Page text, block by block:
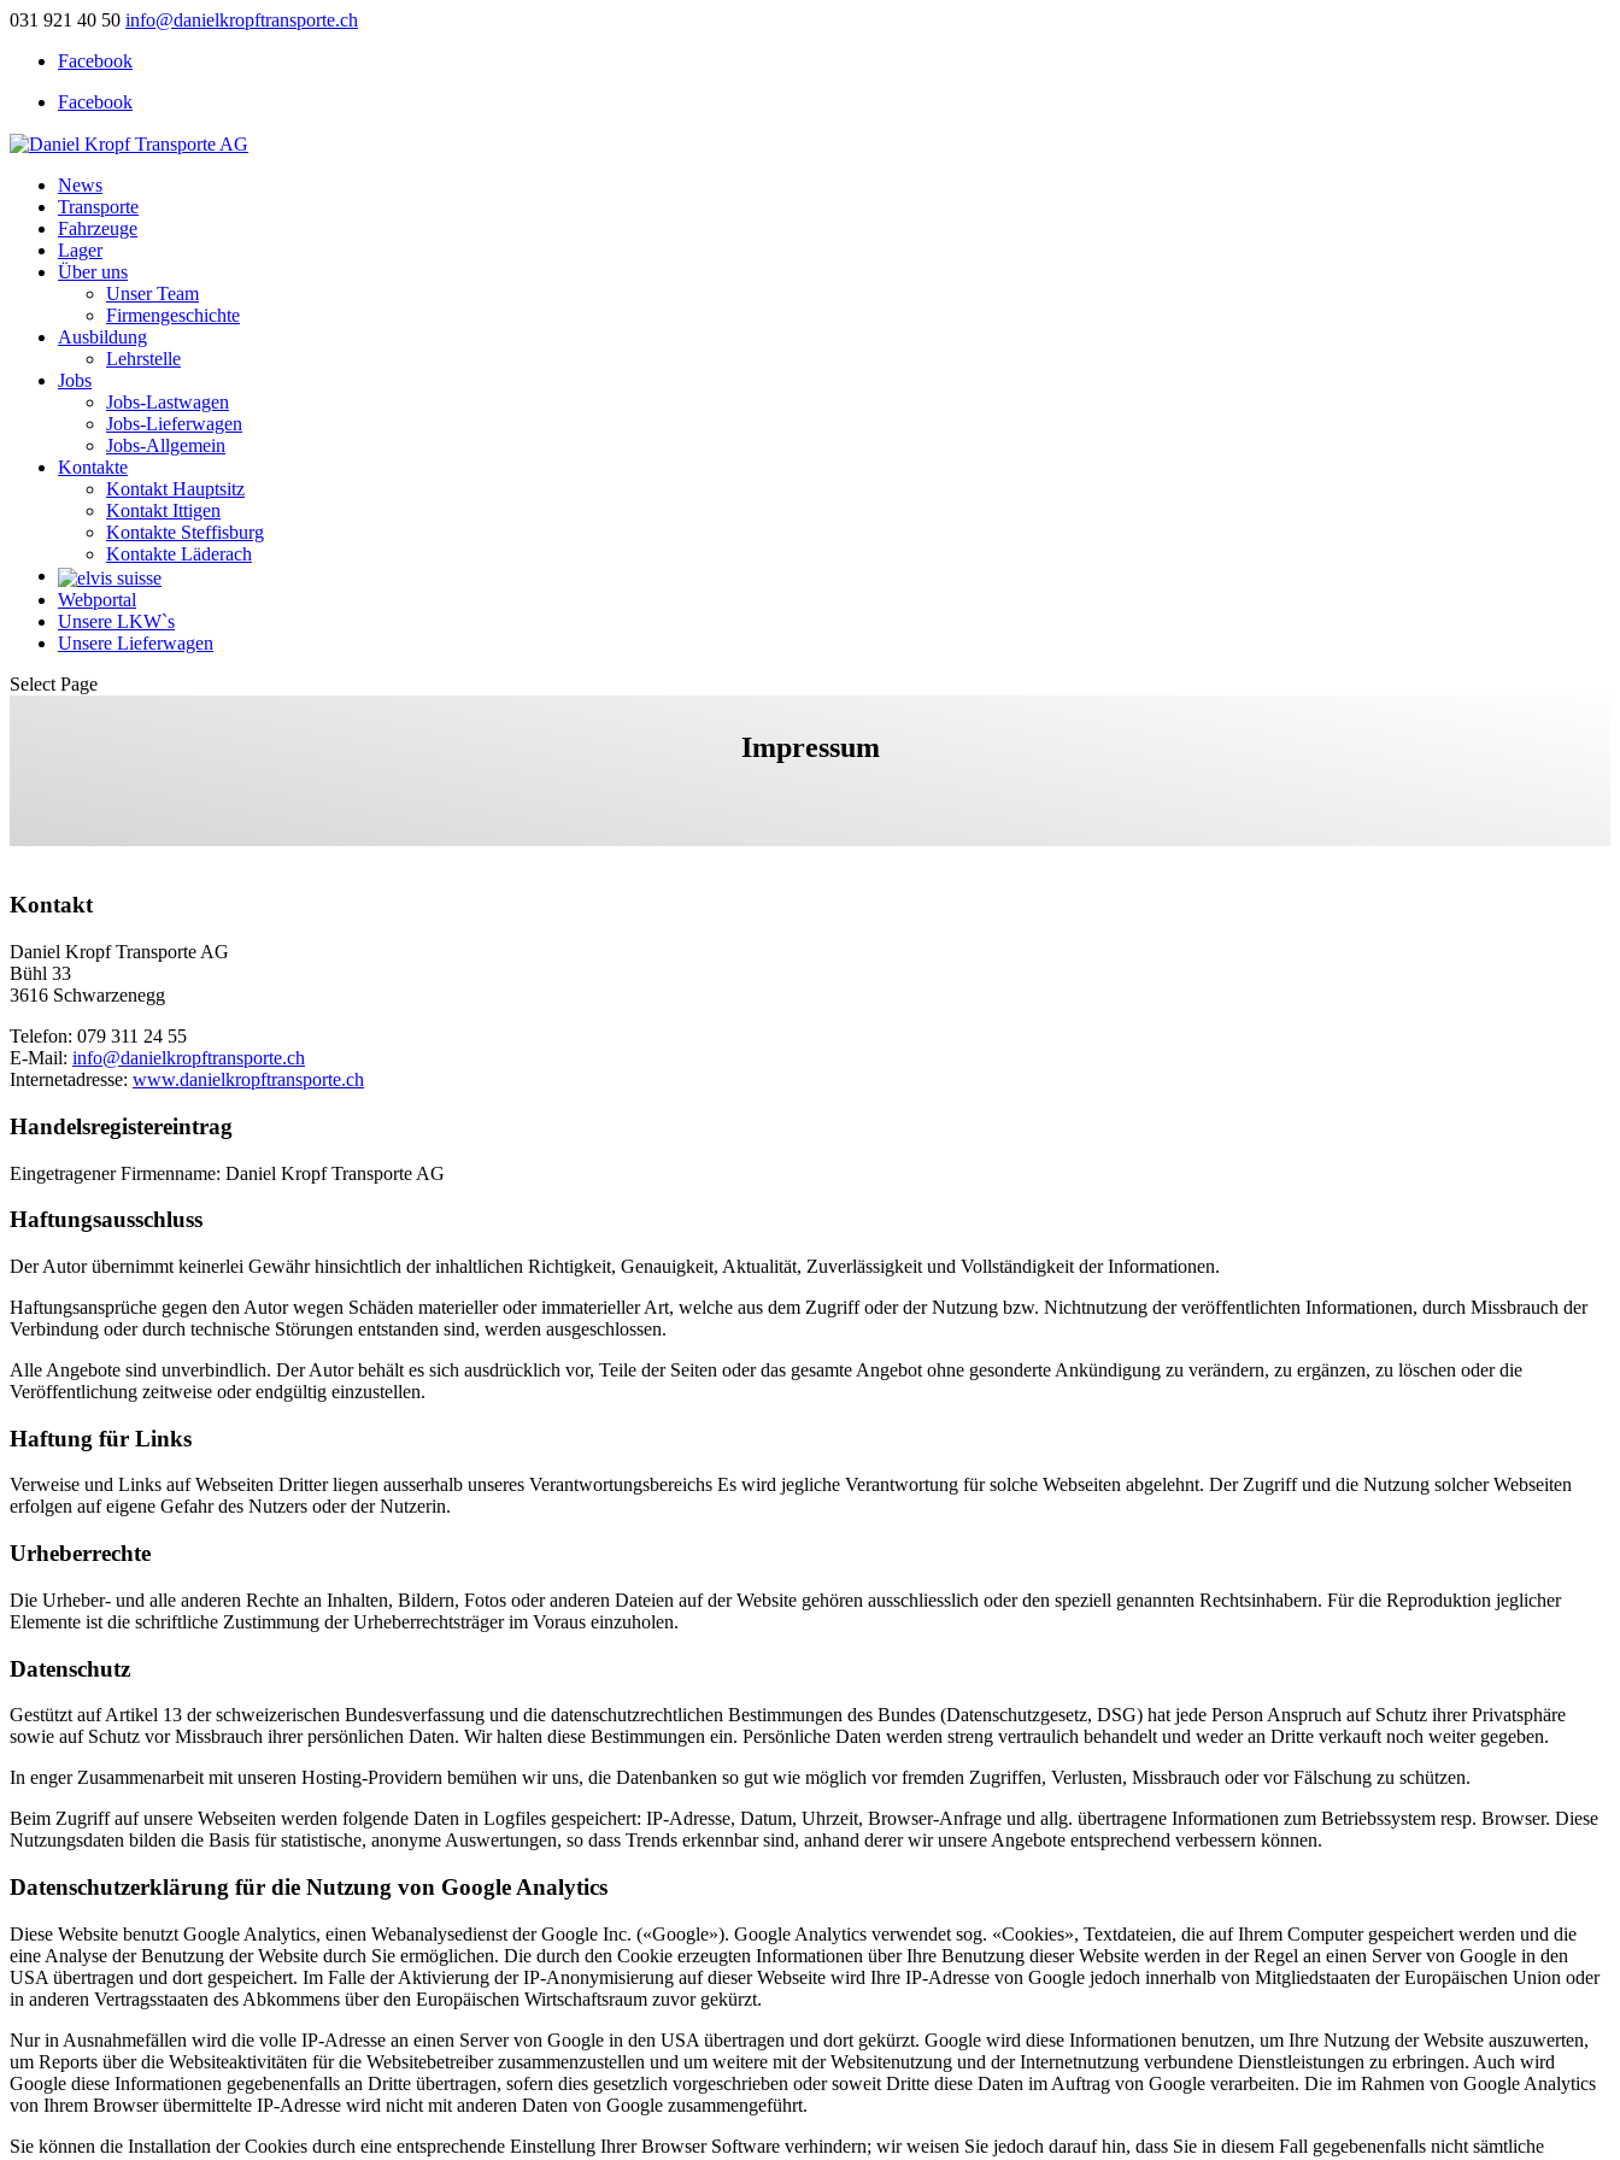
031 921 40 50 info@danielkropftransporte.ch
Facebook
Facebook
News
Transporte
Fahrzeuge
Lager
Über uns
Unser Team
Firmengeschichte
Ausbildung
Lehrstelle
Jobs
Jobs-Lastwagen
Jobs-Lieferwagen
Jobs-Allgemein
Kontakte
Kontakt Hauptsitz
Kontakt Ittigen
Kontakte Steffisburg
Kontakte Läderach
Webportal
Unsere LKW`s
Unsere Lieferwagen
Select Page
Impressum
Kontakt
Daniel Kropf Transporte AG
Bühl 33
3616 Schwarzenegg
Telefon: 079 311 24 55
E-Mail: info@danielkropftransporte.ch
Internetadresse: www.danielkropftransporte.ch
Handelsregistereintrag
Eingetragener Firmenname: Daniel Kropf Transporte AG
Haftungsausschluss
Der Autor übernimmt keinerlei Gewähr hinsichtlich der inhaltlichen Richtigkeit, Genauigkeit, Aktualität, Zuverlässigkeit und Vollständigkeit der Informationen.
Haftungsansprüche gegen den Autor wegen Schäden materieller oder immaterieller Art, welche aus dem Zugriff oder der Nutzung bzw. Nichtnutzung der veröffentlichten Informationen, durch Missbrauch der
Verbindung oder durch technische Störungen entstanden sind, werden ausgeschlossen.
Alle Angebote sind unverbindlich. Der Autor behält es sich ausdrücklich vor, Teile der Seiten oder das gesamte Angebot ohne gesonderte Ankündigung zu verändern, zu ergänzen, zu löschen oder die
Veröffentlichung zeitweise oder endgültig einzustellen.
Haftung für Links
Verweise und Links auf Webseiten Dritter liegen ausserhalb unseres Verantwortungsbereichs Es wird jegliche Verantwortung für solche Webseiten abgelehnt. Der Zugriff und die Nutzung solcher Webseiten
erfolgen auf eigene Gefahr des Nutzers oder der Nutzerin.
Urheberrechte
Die Urheber- und alle anderen Rechte an Inhalten, Bildern, Fotos oder anderen Dateien auf der Website gehören ausschliesslich oder den speziell genannten Rechtsinhabern. Für die Reproduktion jeglicher
Elemente ist die schriftliche Zustimmung der Urheberrechtsträger im Voraus einzuholen.
Datenschutz
Gestützt auf Artikel 13 der schweizerischen Bundesverfassung und die datenschutzrechtlichen Bestimmungen des Bundes (Datenschutzgesetz, DSG) hat jede Person Anspruch auf Schutz ihrer Privatsphäre
sowie auf Schutz vor Missbrauch ihrer persönlichen Daten. Wir halten diese Bestimmungen ein. Persönliche Daten werden streng vertraulich behandelt und weder an Dritte verkauft noch weiter gegeben.
In enger Zusammenarbeit mit unseren Hosting-Providern bemühen wir uns, die Datenbanken so gut wie möglich vor fremden Zugriffen, Verlusten, Missbrauch oder vor Fälschung zu schützen.
Beim Zugriff auf unsere Webseiten werden folgende Daten in Logfiles gespeichert: IP-Adresse, Datum, Uhrzeit, Browser-Anfrage und allg. übertragene Informationen zum Betriebssystem resp. Browser. Diese
Nutzungsdaten bilden die Basis für statistische, anonyme Auswertungen, so dass Trends erkennbar sind, anhand derer wir unsere Angebote entsprechend verbessern können.
Datenschutzerklärung für die Nutzung von Google Analytics
Diese Website benutzt Google Analytics, einen Webanalysedienst der Google Inc. («Google»). Google Analytics verwendet sog. «Cookies», Textdateien, die auf Ihrem Computer gespeichert werden und die
eine Analyse der Benutzung der Website durch Sie ermöglichen. Die durch den Cookie erzeugten Informationen über Ihre Benutzung dieser Website werden in der Regel an einen Server von Google in den
USA übertragen und dort gespeichert. Im Falle der Aktivierung der IP-Anonymisierung auf dieser Webseite wird Ihre IP-Adresse von Google jedoch innerhalb von Mitgliedstaaten der Europäischen Union oder
in anderen Vertragsstaaten des Abkommens über den Europäischen Wirtschaftsraum zuvor gekürzt.
Nur in Ausnahmefällen wird die volle IP-Adresse an einen Server von Google in den USA übertragen und dort gekürzt. Google wird diese Informationen benutzen, um Ihre Nutzung der Website auszuwerten,
um Reports über die Websiteaktivitäten für die Websitebetreiber zusammenzustellen und um weitere mit der Websitenutzung und der Internetnutzung verbundene Dienstleistungen zu erbringen. Auch wird
Google diese Informationen gegebenenfalls an Dritte übertragen, sofern dies gesetzlich vorgeschrieben oder soweit Dritte diese Daten im Auftrag von Google verarbeiten. Die im Rahmen von Google Analytics
von Ihrem Browser übermittelte IP-Adresse wird nicht mit anderen Daten von Google zusammengeführt.
Sie können die Installation der Cookies durch eine entsprechende Einstellung Ihrer Browser Software verhindern; wir weisen Sie jedoch darauf hin, dass Sie in diesem Fall gegebenenfalls nicht sämtliche